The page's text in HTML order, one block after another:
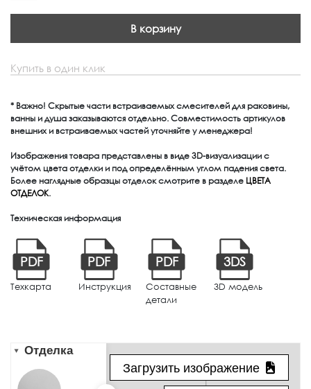
В корзину
Купить в один клик
* Важно! Скрытые части встраиваемых смесителей для раковины,
ванны и душа заказываются отдельно. Совместимость артикулов
внешних и встраиваемых частей уточняйте у менеджера!
Изображения товара представлены в виде 3D-визуализации с
учётом цвета отделки и под определённым углом падения света.
Более наглядные образцы отделок смотрите в разделе ЦВЕТА
ОТДЕЛОК.
Техническая информация
PDF
Техкарта
PDF
Инструкция
PDF
Составные
детали
3DS
3D модель